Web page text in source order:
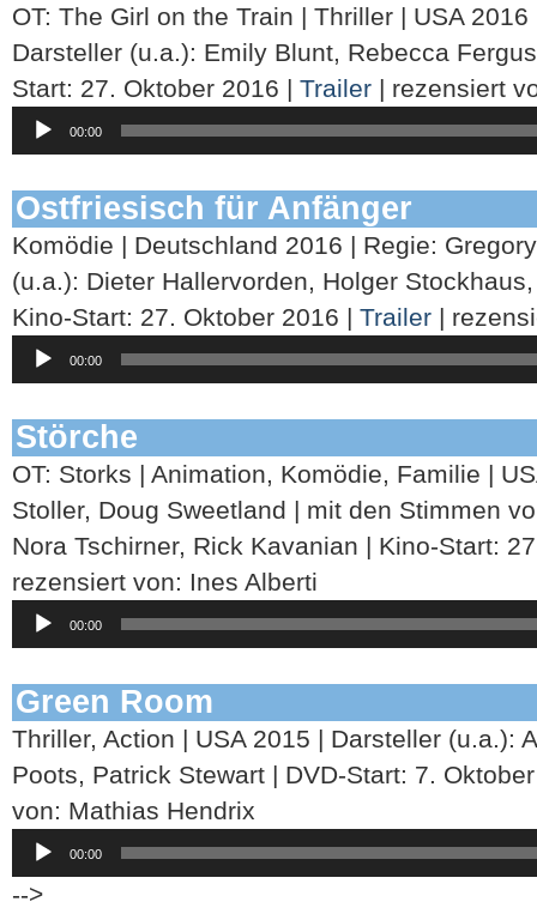
OT: The Girl on the Train | Thriller | USA
Darsteller (u.a.): Emily Blunt, Rebecca
Start: 27. Oktober 2016 | Trailer | rezensiert
Player
00:00
Ostfriesisch für Anfänger
Komödie | Deutschland 2016 | Regie:
(u.a.): Dieter Hallervorden, Holger
Kino-Start: 27. Oktober 2016 | Trailer |
Player
00:00
Störche
OT: Storks | Animation, Komödie, Familie |
Stoller, Doug Sweetland | mit den Stimmen
Nora Tschirner, Rick Kavanian | Kino-Start:
rezensiert von: Ines Alberti
Player
00:00
Green Room
Thriller, Action | USA 2015 | Darsteller (u.a.):
Poots, Patrick Stewart | DVD-Start: 7.
von: Mathias Hendrix
Player
00:00
-->